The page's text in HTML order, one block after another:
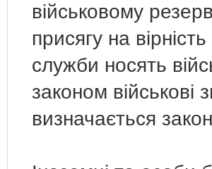
військовому
присягу на
служби носять
законом військові
визначається